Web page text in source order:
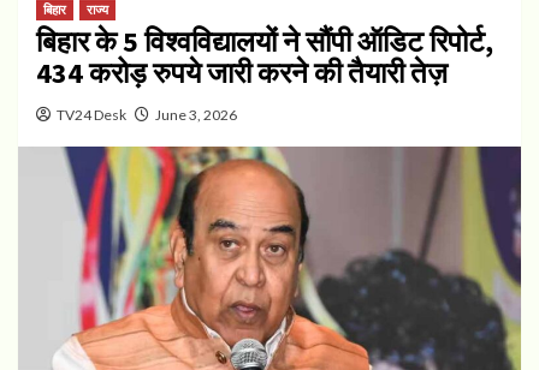
बिहार राज्य
बिहार के 5 विश्वविद्यालयों ने सौंपी ऑडिट रिपोर्ट,
434 करोड़ रुपये जारी करने की तैयारी तेज़
TV24 Desk June 3, 2026